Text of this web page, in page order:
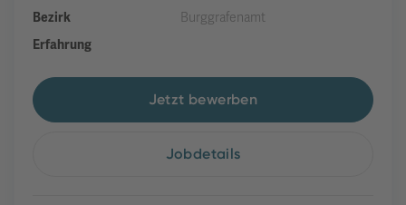
Bezirk
Burggrafenamt
Erfahrung
Jetzt bewerben
Jobdetails